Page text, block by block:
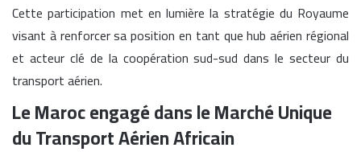
Cette participation met en lumière la stratégie du Royaume
visant à renforcer sa position en tant que hub aérien régional
et acteur clé de la coopération sud-sud dans le secteur du
transport aérien.
Le Maroc engagé dans le Marché Unique
du Transport Aérien Africain